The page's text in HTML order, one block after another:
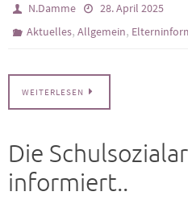
N.Damme
28. April 2025
Aktuelles,Allgemein,
WEITERLESEN
Die
informiert..